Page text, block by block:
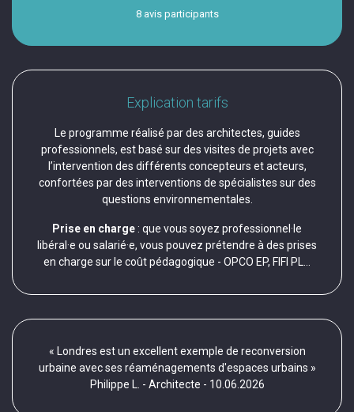
Explication tarifs
Le programme réalisé par des architectes, guides
professionnels, est basé sur des visites de projets avec
l’intervention des différents concepteurs et acteurs,
confortées par des interventions de spécialistes sur des
questions environnementales.
Prise en charge : que vous soyez professionnel·le
libéral·e ou salarié·e, vous pouvez prétendre à des prises
en charge sur le coût pédagogique - OPCO EP, FIFI PL...
« Londres est un excellent exemple de reconversion
urbaine avec ses réaménagements d'espaces urbains »
Philippe L. - Architecte - 10.06.2026
8 avis participants